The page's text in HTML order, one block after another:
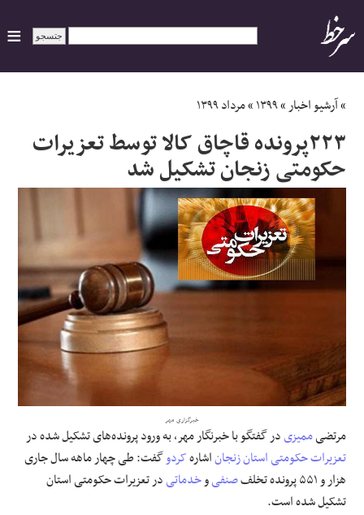
ایران
سیاسی
اقتصاد
ورزشی
حوادث
علوم و فن آوری
فرهنگی و هنری
مقالات
»آرشیو اخبار»۱۳۹۹»مرداد ۱۳۹۹
۲۲۳پرونده قاچاق کالا توسط تعزیرات
حکومتی زنجان تشکیل شد
خبرگزاری مهر
مرتضیممیزیدر گفتگو با خبرنگار مهر، به ورود پرونده‌های تشکیل شده در
تعزیرات حکومتیاستان زنجاناشارهکردوگفت: طی چهار ماهه سال جاری
هزار و ۵۵۱ پرونده تخلف
صنفیوخدماتیدر تعزیرات حکومتی استان
تشکیل شده است.